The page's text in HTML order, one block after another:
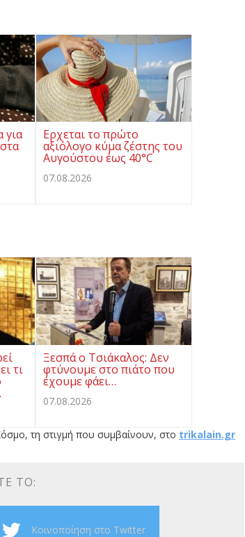
για Ερχεται το πρώτο
αξιόλογο κύμα ζέστης του
Αυγούστου έως 40°C
07.08.2026
τι
Ξεσπά ο Τσιάκαλος: Δεν
φτύνουμε στο πιάτο που
έχουμε φάει…
07.08.2026
τη στιγμή που συμβαίνουν, στο trikalain.gr
ΤΟ:
Κοινοποίηση στο Twitter